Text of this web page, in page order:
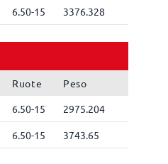
6.50-15 3376.328
Ruote
Peso
6.50-15 2975.204
6.50-15 3743.65